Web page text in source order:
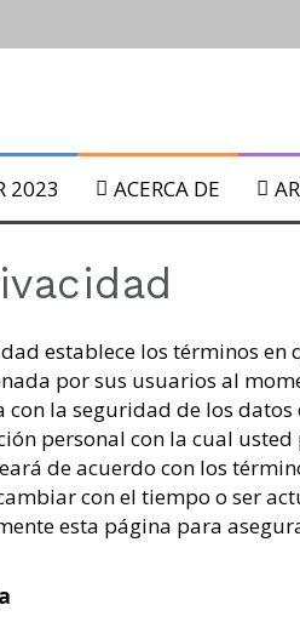
en Apicultura
natural
en ciclos biológicos.
según la fases lunares: del 22
de Abeja
2023 ACERCA DE
establece los términos en
por sus usuarios al
la seguridad de los
personal con la cual
de acuerdo con los
con el tiempo o ser
esta página para